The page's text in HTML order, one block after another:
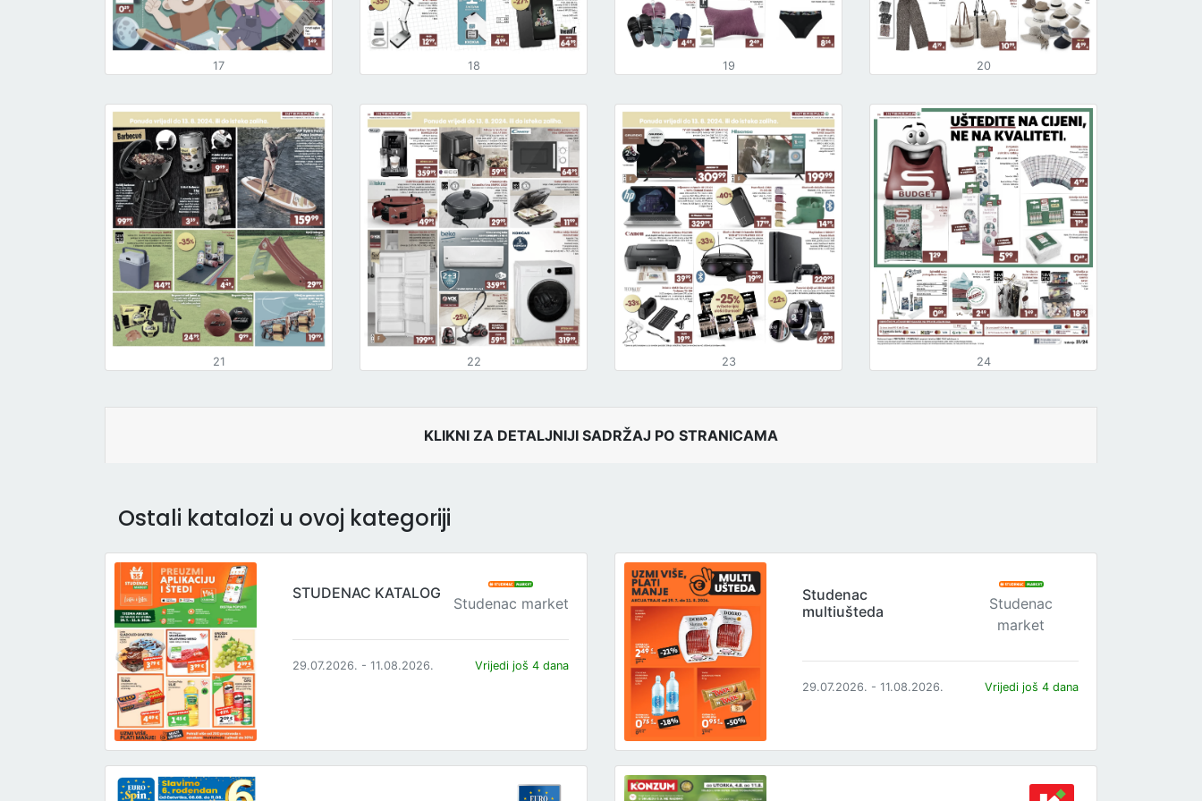
17 18 19 20
21 22 23 24
KLIKNI ZA DETALJNIJI SADRŽAJ PO STRANICAMA
Ostali katalozi u ovoj kategoriji
STUDENAC KATALOG
Studenac market
29.07.2026. - 11.08.2026. Vrijedi još 4 dana
Studenac
multiušteda
Studenac
market
29.07.2026. - 11.08.2026. Vrijedi još 4 dana